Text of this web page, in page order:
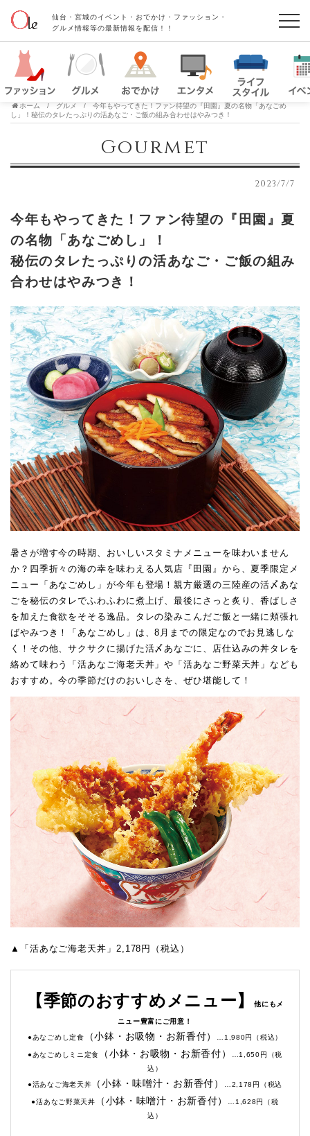
仙台・宮城のイベント・おでかけ・ファッション・
グルメ情報等の最新情報を配信！！
ホーム グルメ
今年もやってきた！ファン待望の『田園』夏の名物「あなごめ
し」！秘伝のタレたっぷりの活あなご・ご飯の組み合わせはやみつき！
Gourmet
2023/7/7
今年もやってきた！ファン待望の『田園』夏
の名物「あなごめし」！
秘伝のタレたっぷりの活あなご・ご飯の組み
合わせはやみつき！
暑さが増す今の時期、おいしいスタミナメニューを味わいません
か？四季折々の海の幸を味わえる人気店『田園』から、夏季限定メ
ニュー「あなごめし」が今年も登場！親方厳選の三陸産の活〆あな
ごを秘伝のタレでふわふわに煮上げ、最後にさっと炙り、香ばしさ
を加えた食欲をそそる逸品。タレの染みこんだご飯と一緒に頬張れ
ばやみつき！「あなごめし」は、8月までの限定なのでお見逃しな
く！その他、サクサクに揚げた活〆あなごに、店仕込みの丼タレを
絡めて味わう「活あなご海老天丼」や「活あなご野菜天丼」なども
おすすめ。今の季節だけのおいしさを、ぜひ堪能して！
▲「活あなご海老天丼」2,178円（税込）
【季節のおすすめメニュー】他にもメ
ニュー豊富にご用意！
●あなごめし定食 （小鉢・お吸物・お新香付） …1,980円（税込）
●あなごめしミニ定食 （小鉢・お吸物・お新香付）
…1,650円（税
込）
●活あなご海老天丼 （小鉢・味噌汁・お新香付） …2,178円（税込
●活あなご野菜天丼 （小鉢・味噌汁・お新香付）
…1,628円（税
込）